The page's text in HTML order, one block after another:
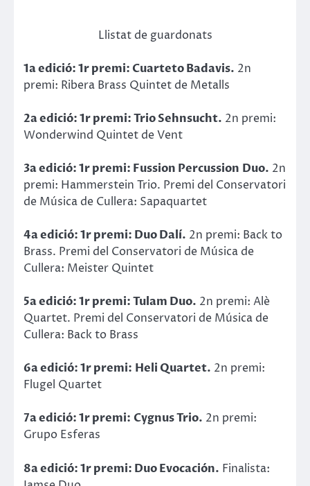
Llistat de guardonats
1a edició: 1r premi: Cuarteto Badavis. 2n
premi: Ribera Brass Quintet de Metalls
2a edició: 1r premi: Trio Sehnsucht. 2n premi:
Wonderwind Quintet de Vent
3a edició: 1r premi: Fussion Percussion Duo. 2n
premi: Hammerstein Trio. Premi del Conservatori
de Música de Cullera: Sapaquartet
4a edició: 1r premi: Duo Dalí. 2n premi: Back to
Brass. Premi del Conservatori de Música de
Cullera: Meister Quintet
5a edició: 1r premi: Tulam Duo. 2n premi: Alè
Quartet. Premi del Conservatori de Música de
Cullera: Back to Brass
6a edició: 1r premi: Heli Quartet. 2n premi:
Flugel Quartet
7a edició: 1r premi: Cygnus Trio. 2n premi:
Grupo Esferas
8a edició: 1r premi: Duo Evocación. Finalista: